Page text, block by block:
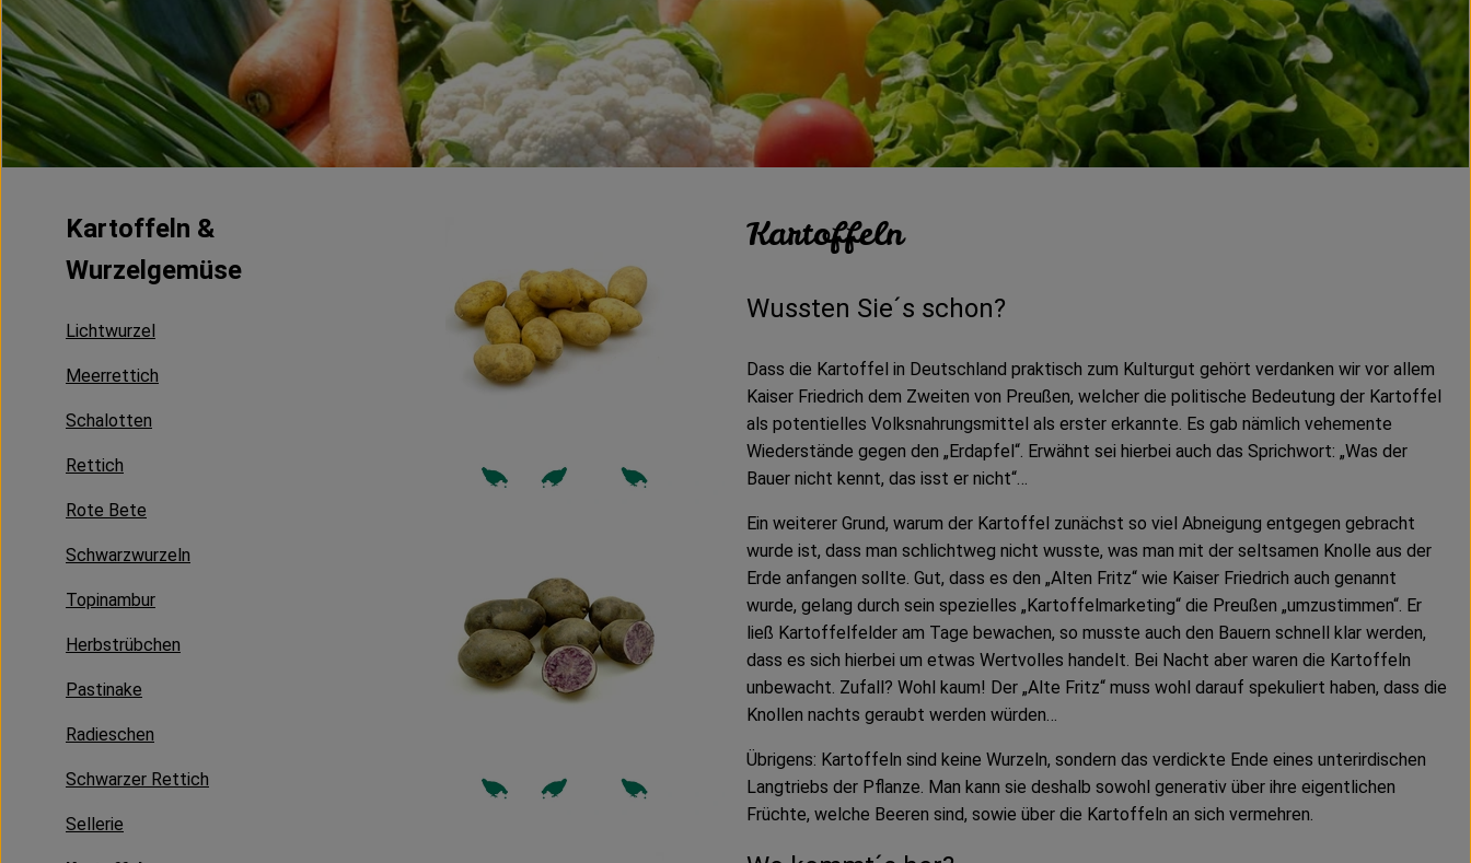
Kartoffeln &
Wurzelgemüse
Lichtwurzel
Meerrettich
Schalotten
Rettich
Rote Bete
Schwarzwurzeln
Topinambur
Herbstrübchen
Pastinake
Radieschen
Schwarzer Rettich
Sellerie
Kartoffeln
Wussten Sie´s schon?
Dass die Kartoffel in Deutschland praktisch zum Kulturgut gehört verdanken wir vor allem
Kaiser Friedrich dem Zweiten von Preußen, welcher die politische Bedeutung der Kartoffel
als potentielles Volksnahrungsmittel als erster erkannte. Es gab nämlich vehemente
Wiederstände gegen den „Erdapfel“. Erwähnt sei hierbei auch das Sprichwort: „Was der
Bauer nicht kennt, das isst er nicht“…
Ein weiterer Grund, warum der Kartoffel zunächst so viel Abneigung entgegen gebracht
wurde ist, dass man schlichtweg nicht wusste, was man mit der seltsamen Knolle aus der
Erde anfangen sollte. Gut, dass es den „Alten Fritz“ wie Kaiser Friedrich auch genannt
wurde, gelang durch sein spezielles „Kartoffelmarketing“ die Preußen „umzustimmen“. Er
ließ Kartoffelfelder am Tage bewachen, so musste auch den Bauern schnell klar werden,
dass es sich hierbei um etwas Wertvolles handelt. Bei Nacht aber waren die Kartoffeln
unbewacht. Zufall? Wohl kaum! Der „Alte Fritz“ muss wohl darauf spekuliert haben, dass die
Knollen nachts geraubt werden würden…
Übrigens: Kartoffeln sind keine Wurzeln, sondern das verdickte Ende eines unterirdischen
Langtriebs der Pflanze. Man kann sie deshalb sowohl generativ über ihre eigentlichen
Früchte, welche Beeren sind, sowie über die Kartoffeln an sich vermehren.